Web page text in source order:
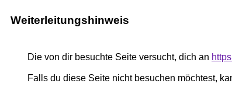
Weiterleitungshinweis
Die von dir besuchte Seite versucht, dich an
Falls du diese Seite nicht besuchen möchtest,